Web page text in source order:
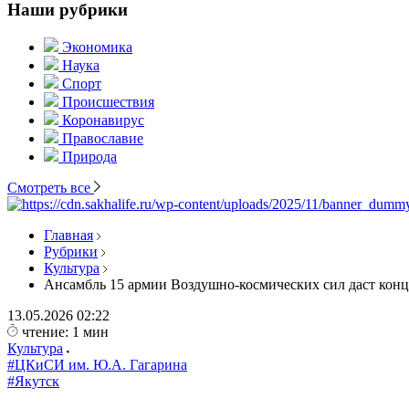
Наши рубрики
Экономика
Наука
Спорт
Происшествия
Коронавирус
Православие
Природа
Смотреть все
Главная
Рубрики
Культура
Ансамбль 15 армии Воздушно-космических сил даст
13.05.2026 02:22
чтение: 1 мин
Культура
#ЦКиСИ им. Ю.А. Гагарина
#Якутск